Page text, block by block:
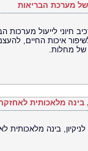
מערכת הבריאות
חיוני לייעול מערכות
איכות החיים,
של מחלות.
בינה מלאכותית
בינה מלאכותית